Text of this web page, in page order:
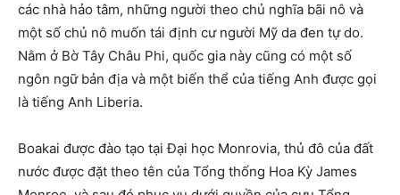
các nhà hảo tâm, những người theo chủ nghĩa bãi nô và
một số chủ nô muốn tái định cư người Mỹ da đen tự do.
Nằm ở Bờ Tây Châu Phi, quốc gia này cũng có một số
ngôn ngữ bản địa và một biến thể của tiếng Anh được gọi
là tiếng Anh Liberia.
Boakai được đào tạo tại Đại học Monrovia, thủ đô của đất
nước được đặt theo tên của Tổng thống Hoa Kỳ James